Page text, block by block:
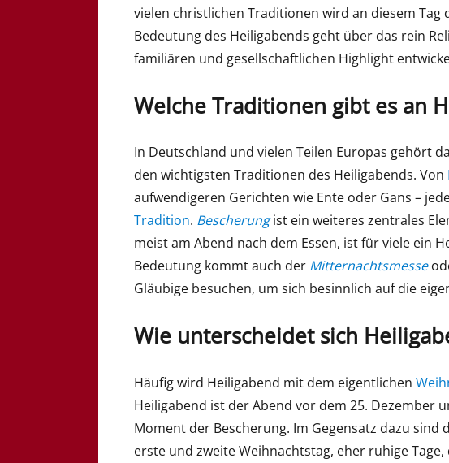
vielen christlichen Traditionen wird an diesem Tag
Bedeutung des Heiligabends geht über das rein
familiären und gesellschaftlichen Highlight
Welche Traditionen gibt es an
In Deutschland und vielen Teilen Europas gehört
den wichtigsten Traditionen des Heiligabends. Von
aufwendigeren Gerichten wie Ente oder Gans –
Tradition. Bescherungist ein weiteres zentrales
meist am Abend nach dem Essen, ist für viele ein
Bedeutung kommt auch der Mitternachtsmesse
Gläubige besuchen, um sich besinnlich auf die
Wie unterscheidet sich
Häufig wird Heiligabend mit dem eigentlichen
Heiligabend ist der Abend vor dem 25. Dezember
Moment der Bescherung. Im Gegensatz dazu sind
erste und zweite Weihnachtstag, eher ruhige